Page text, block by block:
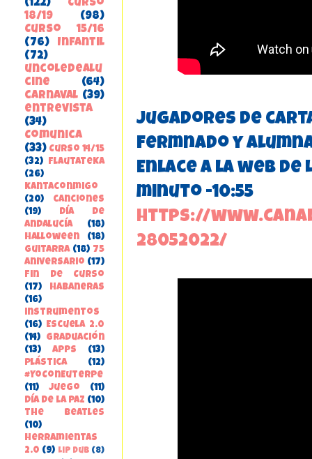
Jugadores de
Fermnado y
Enlace a la web de
minuto -10:55
https://
28052022/
(122)
Curso
18/19
(98)
Curso 15/16
(76)
Infantil
(72)
uncoledealu
cine
(64)
carnaval (39)
entrevista
(34)
ComunicA
(33) Curso 14/15
(32)
FlautateKa
(26)
kantaconmigo
(20)
canciones
(19)
Día de
Andalucía
(18)
Halloween
(18)
guitarra (18) 75
aniversario (17)
Fin de Curso
(17)
habaneras
(16)
instrumentos
(16) Escuela 2.0
(14)
Graduación
(13)
apps
(13)
Plástica
(12)
#YoConEuterpe
(11)
juego
(11)
Día de la Paz (10)
the beatles
(10)
herramientas
2.0 (9) Lip Dub (8)